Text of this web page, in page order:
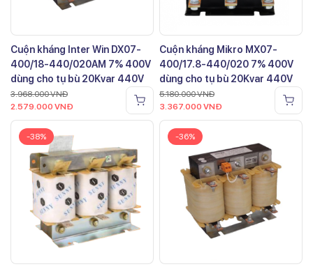
Cuộn kháng Inter Win DX07-
400/18-440/020AM 7% 400V
dùng cho tụ bù 20Kvar 440V
3.968.000VNĐ
2.579.000 VNĐ
Cuộn kháng Mikro MX07-
400/17.8-440/020 7% 400V
dùng cho tụ bù 20Kvar 440V
5.180.000VNĐ
3.367.000 VNĐ
-38% -36%